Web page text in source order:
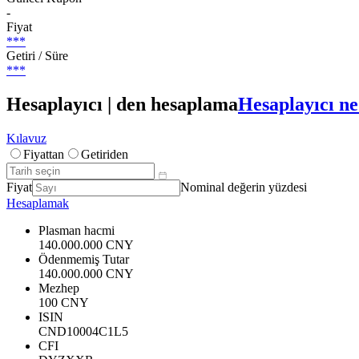
-
Fiyat
***
Getiri / Süre
***
Hesaplayıcı | den hesaplamaHesaplayıcı
Kılavuz
Fiyattan
Getiriden
Fiyat
Nominal değerin yüzdesi
Hesaplamak
Plasman hacmi
140.000.000 CNY
Ödenmemiş Tutar
140.000.000 CNY
Mezhep
100 CNY
ISIN
CND10004C1L5
CFI